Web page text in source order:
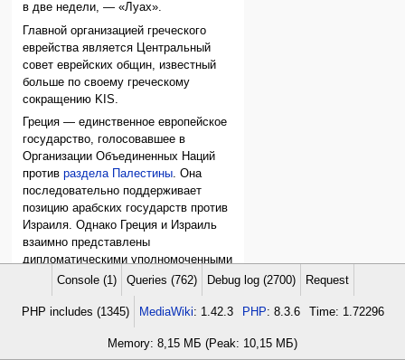
в две недели, — «Луах».
Главной организацией греческого
еврейства является Центральный
совет еврейских общин, известный
больше по своему греческому
сокращению KIS.
Греция — единственное европейское
государство, голосовавшее в
Организации Объединенных Наций
противраздела Палестины. Она
последовательно поддерживает
позицию арабских государств против
Израиля. Однако Греция и Израиль
взаимно представлены
дипломатическими уполномоченными
и сотрудничают в области морского и
авиационного транспорта и торговли.
Console (1) Queries (762) Debug log (2700) Request
PHP includes (1345) MediaWiki: 1.42.3 PHP: 8.3.6 Time: 1.72296
Memory: 8,15 МБ (Peak: 10,15 МБ)